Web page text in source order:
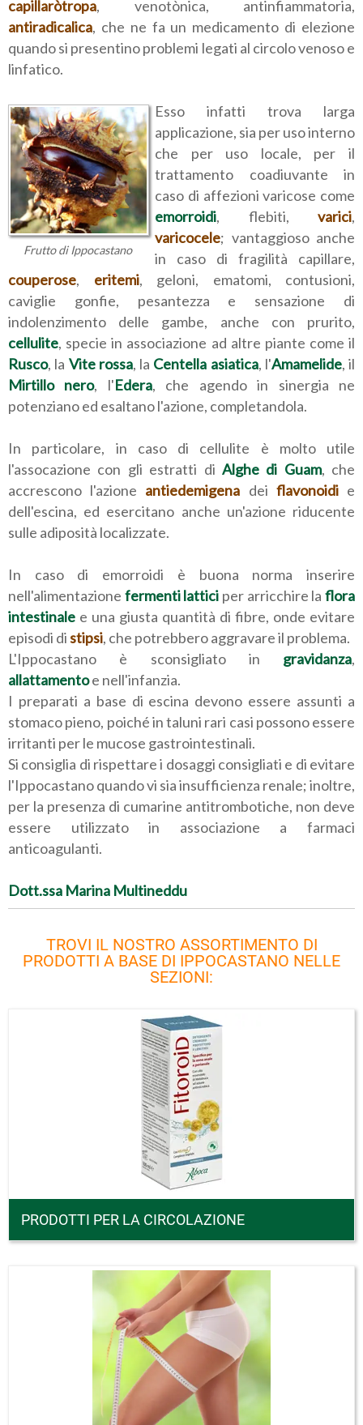
capillaròtropa, venotònica, antinfiammatoria,
antiradicalica, che ne fa un medicamento di elezione
quando si presentino problemi legati al circolo venoso e
linfatico.
Frutto di Ippocastano
Esso infatti trova larga
applicazione, sia per uso interno
che per uso locale, per il
trattamento coadiuvante in
caso di affezioni varicose come
emorroidi, flebiti, varici,
varicocele; vantaggioso anche
in caso di fragilità capillare,
couperose, eritemi, geloni, ematomi, contusioni,
caviglie gonfie, pesantezza e sensazione di
indolenzimento delle gambe, anche con prurito,
cellulite, specie in associazione ad altre piante come il
Rusco, la Vite rossa, la Centella asiatica, l'Amamelide, il
Mirtillo nero, l'Edera, che agendo in sinergia ne
potenziano ed esaltano l'azione, completandola.
In particolare, in caso di cellulite è molto utile
l'assocazione con gli estratti di Alghe di Guam, che
accrescono l'azione antiedemigena dei flavonoidie
dell'escina, ed esercitano anche un'azione riducente
sulle adiposità localizzate.
In caso di emorroidi è buona norma inserire
nell'alimentazione fermenti lattici per arricchire laflora
intestinale e una giusta quantità di fibre, onde evitare
episodi distipsi, che potrebbero aggravare il problema.
L'Ippocastano è sconsigliato in gravidanza,
allattamentoe nell'infanzia.
I preparati a base di escina devono essere assunti a
stomaco pieno, poiché in taluni rari casi possono essere
irritanti per le mucose gastrointestinali.
Si consiglia di rispettare i dosaggi consigliati e di evitare
l'Ippocastano quando vi sia insufficienza renale; inoltre,
per la presenza di cumarine antitrombotiche, non deve
essere utilizzato in associazione a farmaci
anticoagulanti.
Dott.ssa Marina Multineddu
TROVI IL NOSTRO ASSORTIMENTO DI
PRODOTTI A BASE DI IPPOCASTANO NELLE
SEZIONI:
PRODOTTI PER LA CIRCOLAZIONE